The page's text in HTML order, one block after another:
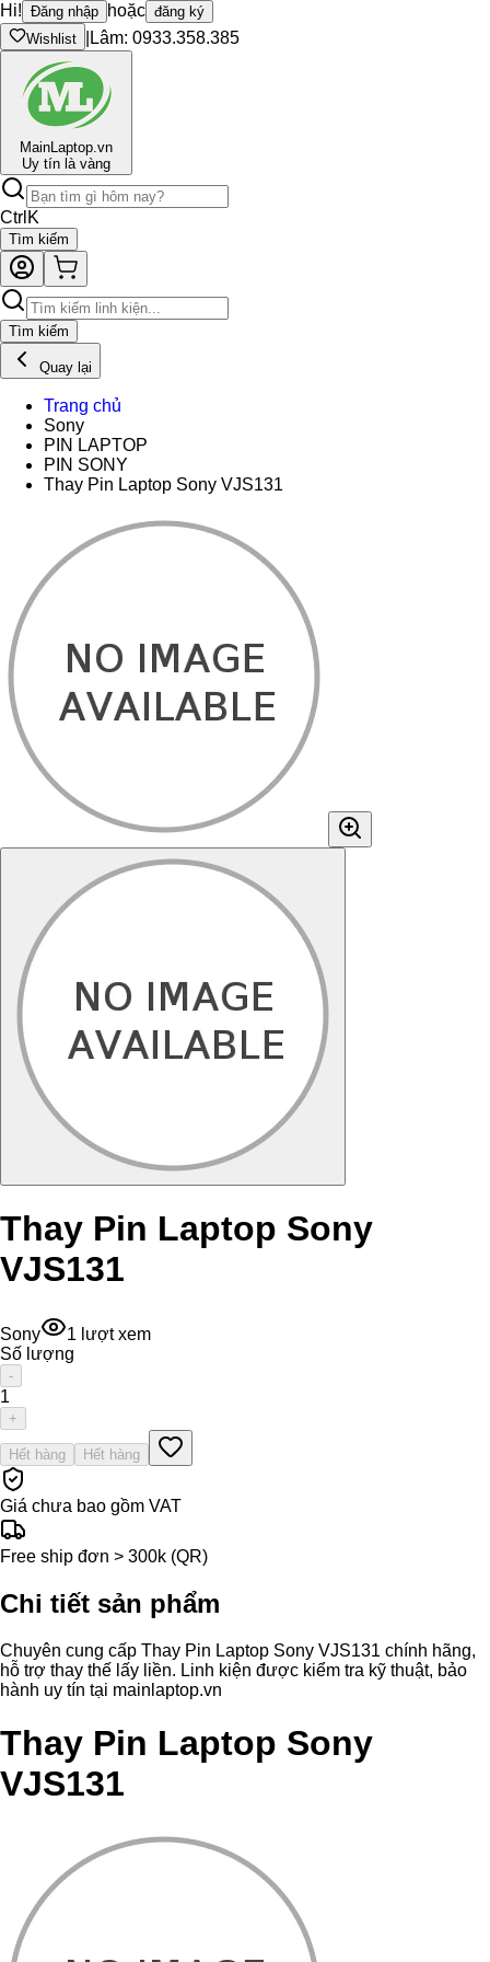
Hi! Đăng nhập hoặc đăng ký
Wishlist
Lâm: 0933.358.385
MainLaptop.vn
Uy tín là vàng
Ctrl K
Tìm kiếm
Tìm kiếm
Quay lại
Trang chủ
Sony
PIN LAPTOP
PIN SONY
Thay Pin Laptop Sony VJS131
Thay Pin Laptop Sony
VJS131
Sony 1 lượt xem
Số lượng
-
1
+
Hết hàng Hết hàng
Giá chưa bao gồm VAT
Free ship đơn > 300k (QR)
Chi tiết sản phẩm
Chuyên cung cấp Thay Pin Laptop Sony VJS131 chính hãng,
hỗ trợ thay thế lấy liền. Linh kiện được kiểm tra kỹ thuật, bảo
hành uy tín tại mainlaptop.vn
Thay Pin Laptop Sony
VJS131